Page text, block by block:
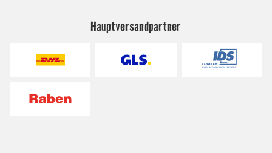
Hauptversandpartner